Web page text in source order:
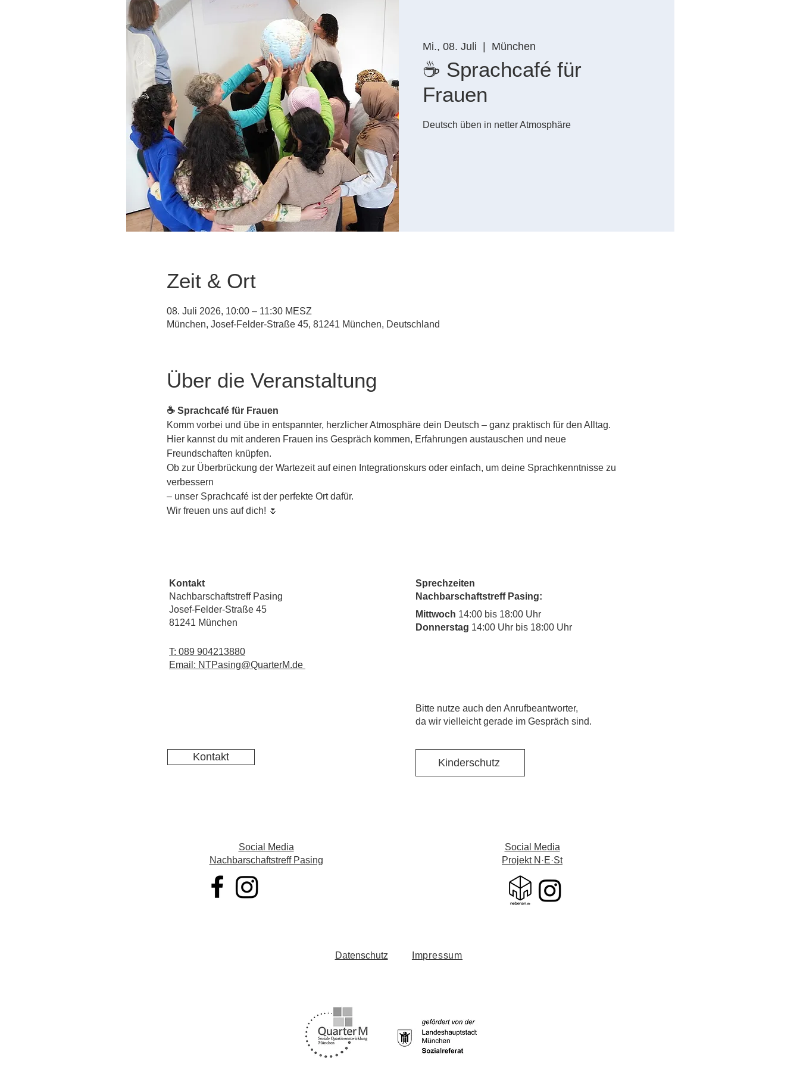
Mi., 08. Juli München
☕ Sprachcafé für
Frauen
Deutsch üben in netter Atmosphäre
Zeit & Ort
08. Juli 2026, 10:00 – 11:30 MESZ
München, Josef-Felder-Straße 45, 81241 München, Deutschland
Über die Veranstaltung
☕ Sprachcafé für Frauen
Komm vorbei und übe in entspannter, herzlicher Atmosphäre dein Deutsch – ganz praktisch für den Alltag.
Hier kannst du mit anderen Frauen ins Gespräch kommen, Erfahrungen austauschen und neue
Freundschaften knüpfen.
Ob zur Überbrückung der Wartezeit auf einen Integrationskurs oder einfach, um deine Sprachkenntnisse zu
verbessern
– unser Sprachcafé ist der perfekte Ort dafür.
Wir freuen uns auf dich! 🌷
Kontakt
Nachbarschaftstreff Pasing
Josef-Felder-Straße 45
81241 München
T: 089 904213880
Email: NTPasing@QuarterM.de
Kontakt
Sprechzeiten
Nachbarschaftstreff Pasing:
Mittwoch 14:00 bis 18:00 Uhr
Donnerstag 14:00 Uhr bis 18:00 Uhr
​Bitte nutze auch den Anrufbeantworter,
da wir vielleicht gerade im Gespräch sind.
Kinderschutz
Social Media
Nachbarschaftstreff Pasing
Social Media
Projekt N·E·St
Datenschutz Impressum